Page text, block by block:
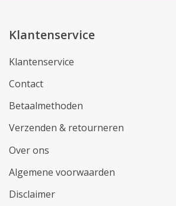
Klantenservice
Klantenservice
Contact
Betaalmethoden
Verzenden & retourneren
Over ons
Algemene voorwaarden
Disclaimer